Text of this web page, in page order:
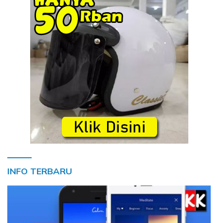
INFO TERBARU